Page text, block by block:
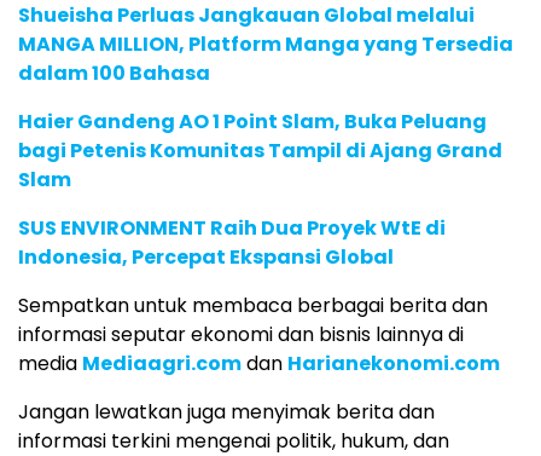
Shueisha Perluas Jangkauan Global melalui
MANGA MILLION, Platform Manga yang Tersedia
dalam 100 Bahasa
Haier Gandeng AO 1 Point Slam, Buka Peluang
bagi Petenis Komunitas Tampil di Ajang Grand
Slam
SUS ENVIRONMENT Raih Dua Proyek WtE di
Indonesia, Percepat Ekspansi Global
Sempatkan untuk membaca berbagai berita dan
informasi seputar ekonomi dan bisnis lainnya di
media Mediaagri.comdan Harianekonomi.com
Jangan lewatkan juga menyimak berita dan
informasi terkini mengenai politik, hukum, dan